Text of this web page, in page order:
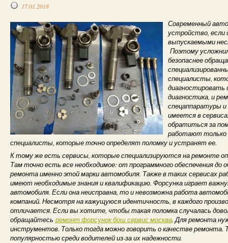
17.01.2018
Современный
устройство, если
выпускаемыми
Поэтому
безопаснее
специалисты,
диагностировать
диагностика, и
спецаппаратуры
имеется в
обратиться за
работают только
специалисты, которые точно определят поломку и устранят ее.
К тому же есть сервисы, которые специализируются на ремонте
Там точно есть все необходимое: от программного обеспечения до
ремонта именно этой марки автомобиля. Также в таких сервисах
имеют необходимые знания и квалификацию. Форсунка играет
автомобиля. Если она неисправна, то и невозможна работа
компаний. Несмотря на кажущуюся идентичность, в каждого
отличается. Если вы хотите, чтобы такая поломка случалась
обращайтесь ремонт форсунок бош сервис москва. Для ремонта
инструментов. Только тогда можно говорить о качестве ремонта.
популярностью среди водителей из-за их надежности.